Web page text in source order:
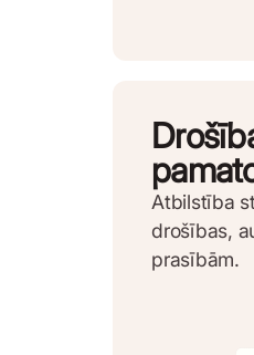
Atbilstība
drošības,
prasībām.